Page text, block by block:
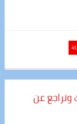
وتراجع عن